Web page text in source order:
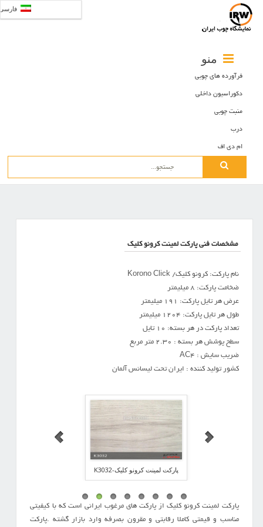
منو
فرآورده های چوبی
دکوراسیون داخلی
منبت چوبی
درب
ام دی اف
Search
مشخصات فنی پارکت لمینت کرونو کلیک
نام پارکت: کرونو کلیک/ Korono Click
ضخامت پارکت: 8 میلیمتر
عرض هر تایل پارکت: 191 میلیمتر
طول هر تایل پارکت: 1204 میلیمتر
تعداد پارکت در هر بسته: 10 تایل
سطح پوشش هر بسته : 2.30 متر مربع
ضریب سایش : AC4
کشور تولید کننده : ایران تحت لیسانس آلمان
پارکت لمینت کرونو کلیک-K3032
پارکت لمینت کرونو کلیک از پارکت های مرغوب ایرانی است که با کیفیتی
مناسب و قیمتی کاملا رقابتی و مقرون بصرفه وارد بازار گشته .پارکت